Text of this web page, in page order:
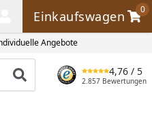
Angebote
Einkaufswagen
0
Einkaufswagen
Produkt suchen
4,76 / 5
2.857 Bewertungen